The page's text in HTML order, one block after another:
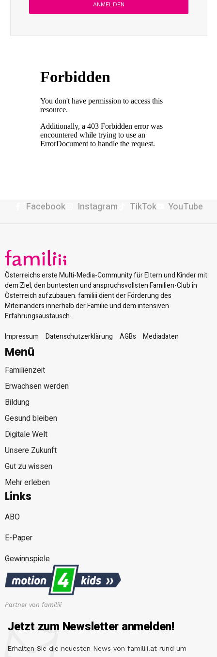
Facebook Instagram TikTok YouTube
Österreichs erste Multi-Media-Community für Eltern und Kinder mit
dem Ziel, den buntesten und anspruchsvollsten Familien-Club in
Österreich aufzubauen. familiii dient der Förderung des
Miteinanders innerhalb der Familie und dem intensiven
Erfahrungsaustausch.
Impressum
Datenschutzerklärung AGBs Mediadaten
Menü
Familienzeit
Erwachsen werden
Bildung
Gesund bleiben
Digitale Welt
Unsere Zukunft
Gut zu wissen
Mehr erleben
Links
ABO
E-Paper
Gewinnspiele
Partner von familiii
Jetzt zum Newsletter anmelden!
Erhalten Sie die neuesten News von familiii.at rund um